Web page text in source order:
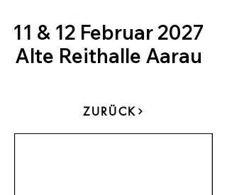
11 & 12 Februar 2027
Alte Reithalle Aarau
ZURÜCK